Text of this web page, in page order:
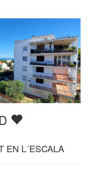
EN L´ESCALA